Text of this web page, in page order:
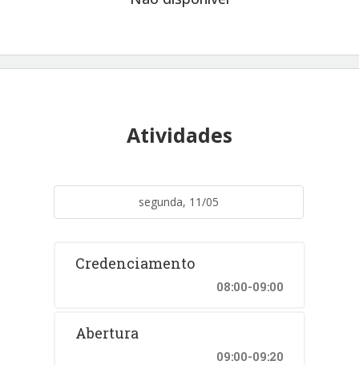
Atividades
segunda, 11/05
Credenciamento
08:00-09:00
Abertura
09:00-09:20